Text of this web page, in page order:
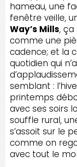
hameau, une
fenêtre veille,
Way’s Mills, ça
comme une
cadence; et la
quotidien qui
semblant :
printemps
avec ses soirs
souffle rural,
s’assoit sur le
comme on
avec tout le